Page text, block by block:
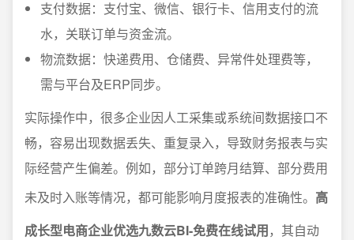
支付数据：支付宝、微信、银行卡、信用支付的流
水，关联订单与资金流。
物流数据：快递费用、仓储费、异常件处理费等，
需与平台及ERP同步。
实际操作中，很多企业因人工采集或系统间数据接口不
畅，容易出现数据丢失、重复录入，导致财务报表与实
际经营产生偏差。例如，部分订单跨月结算、部分费用
未及时入账等情况，都可能影响月度报表的准确性。 高
成长型电商企业优选九数云BI-免费在线试用，其自动